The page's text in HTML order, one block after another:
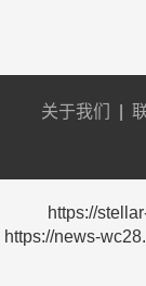
关于我们
https://
https://news-